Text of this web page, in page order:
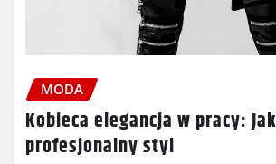
MODA
Kobieca elegancja w pracy:
profesjonalny styl